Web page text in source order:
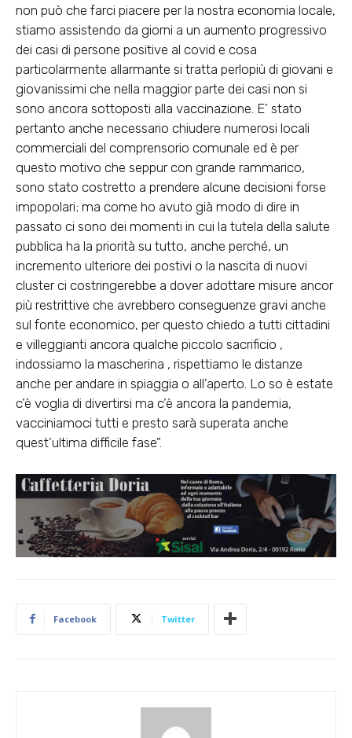
non può che farci piacere per la nostra economia locale,
stiamo assistendo da giorni a un aumento progressivo
dei casi di persone positive al covid e cosa
particolarmente allarmante si tratta perlopiù di giovani e
giovanissimi che nella maggior parte dei casi non si
sono ancora sottoposti alla vaccinazione. E’ stato
pertanto anche necessario chiudere numerosi locali
commerciali del comprensorio comunale ed è per
questo motivo che seppur con grande rammarico,
sono stato costretto a prendere alcune decisioni forse
impopolari; ma come ho avuto già modo di dire in
passato ci sono dei momenti in cui la tutela della salute
pubblica ha la priorità su tutto, anche perché, un
incremento ulteriore dei postivi o la nascita di nuovi
cluster ci costringerebbe a dover adottare misure ancor
più restrittive che avrebbero conseguenze gravi anche
sul fonte economico, per questo chiedo a tutti cittadini
e villeggianti ancora qualche piccolo sacrificio ,
indossiamo la mascherina , rispettiamo le distanze
anche per andare in spiaggia o all’aperto. Lo so è estate
c’è voglia di divertirsi ma c’è ancora la pandemia,
vacciniamoci tutti e presto sarà superata anche
quest’ultima difficile fase”.
Facebook Twitter